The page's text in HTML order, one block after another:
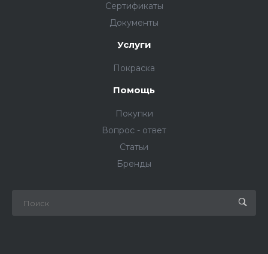
Сертификаты
Документы
Услуги
Покраска
Помощь
Покупки
Вопрос - ответ
Статьи
Бренды